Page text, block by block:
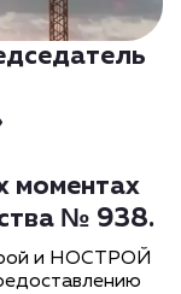
моментах
№ 938.
и НОСТРОЙ